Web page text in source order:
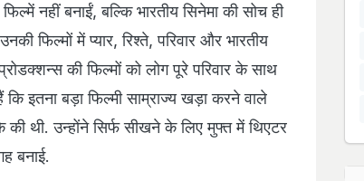
नहीं बनाईं, बल्कि भारतीय सिनेमा की सोच ही
फिल्मों में प्यार, रिश्ते, परिवार और भारतीय
की फिल्मों को लोग पूरे परिवार के साथ
इतना बड़ा फिल्मी साम्राज्य खड़ा करने वाले
थी. उन्होंने सिर्फ सीखने के लिए मुफ्त में थिएटर
बनाई.